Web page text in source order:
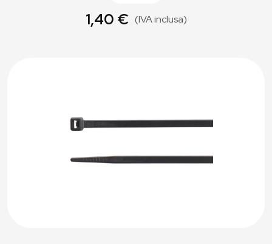
1,40 € (IVA inclusa)